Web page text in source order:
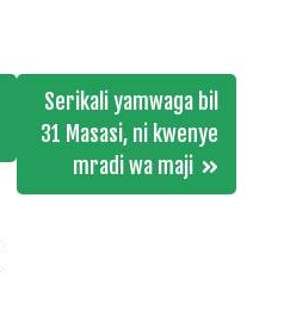
Serikali yamwaga bil
31 Masasi, ni kwenye
mradi wa maji